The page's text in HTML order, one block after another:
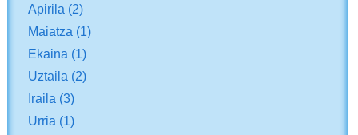
Apirila (2)
Maiatza (1)
Ekaina (1)
Uztaila (2)
Iraila (3)
Urria (1)